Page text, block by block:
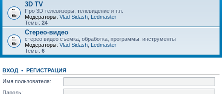
3D TV
Про 3D телевизоры, телевидение и т.п.
Модераторы: Vlad Sidash Ledmaster
Темы: 24
Стерео-видео
стерео видео съемка, обработка, программы, инструменты
Модераторы: Vlad Sidash Ledmaster
Темы: 6
ВХОД • РЕГИСТРАЦИЯ
Имя пользователя:
Пароль: